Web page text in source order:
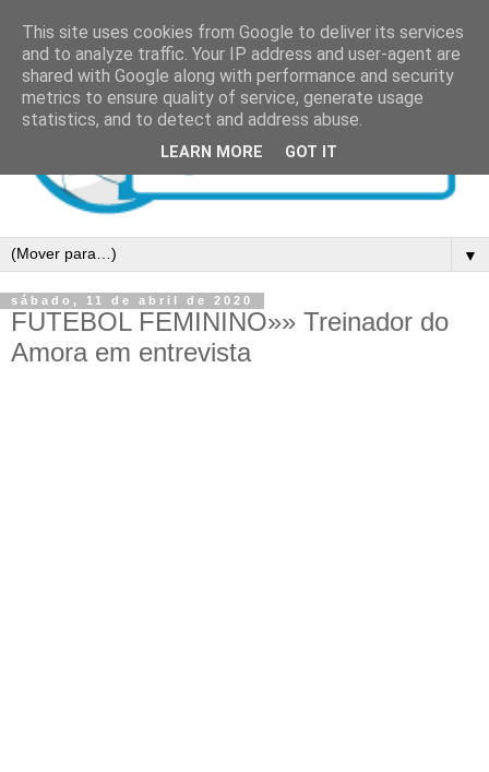
▼
sábado, 11 de abril de 2020
FUTEBOL FEMININO»» Treinador do
Amora em entrevista
This site uses cookies from Google to deliver its services
and to analyze traffic. Your IP address and user-agent are
shared with Google along with performance and security
metrics to ensure quality of service, generate usage
statistics, and to detect and address abuse.
LEARN MORE GOT IT